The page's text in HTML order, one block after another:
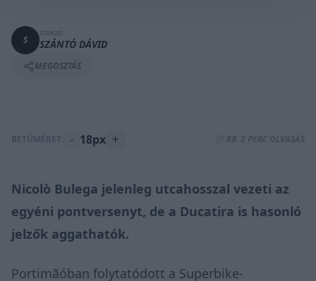
S SZÁNTÓ DÁVID
MEGOSZTÁS
BETŰMÉRET: - 18px + ⏱️ KB. 2 PERC OLVASÁS
Nicolò Bulega jelenleg utcahosszal vezeti az
egyéni pontversenyt, de a Ducatira is hasonló
jelzők aggathatók.
Portimãóban folytatódott a Superbike-